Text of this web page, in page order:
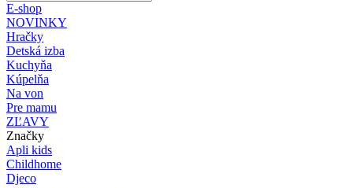
E-shop
NOVINKY
Hračky
Detská izba
Kuchyňa
Kúpelňa
Na von
Pre mamu
ZĽAVY
Značky
Apli kids
Childhome
Djeco